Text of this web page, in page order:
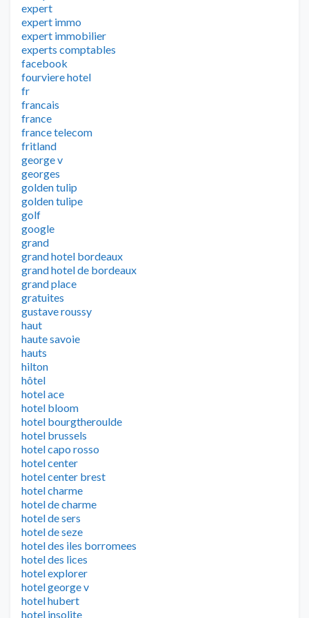
expert
expert immo
expert immobilier
experts comptables
facebook
fourviere hotel
fr
francais
france
france telecom
fritland
george v
georges
golden tulip
golden tulipe
golf
google
grand
grand hotel bordeaux
grand hotel de bordeaux
grand place
gratuites
gustave roussy
haut
haute savoie
hauts
hilton
hôtel
hotel ace
hotel bloom
hotel bourgtheroulde
hotel brussels
hotel capo rosso
hotel center
hotel center brest
hotel charme
hotel de charme
hotel de sers
hotel de seze
hotel des iles borromees
hotel des lices
hotel explorer
hotel george v
hotel hubert
hotel insolite